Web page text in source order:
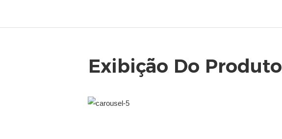
Exibição Do Produto